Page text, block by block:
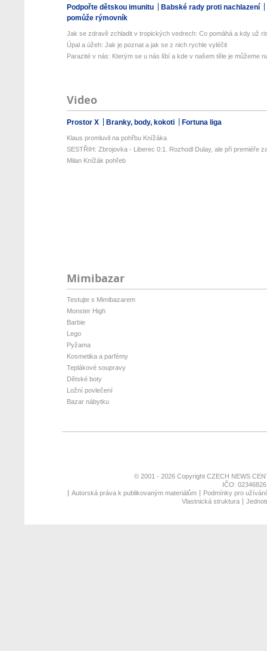
Podpořte dětskou imunitu
Babské rady proti nachlazení
pomůže rýmovník
Jak se zdravě zchladit v tropických vedrech: Co pomáhá a kdy už
Úpal a úžeh: Jak je poznat a jak se z nich rychle vyléčit
Parazité v nás: Kterým se u nás líbí a kde v našem těle je můžeme
Video
Prostor X Branky, body, kokoti Fortuna liga
Klaus promluvil na pohřbu Knížáka
SESTŘIH: Zbrojovka - Liberec 0:1. Rozhodl Dulay, ale při premiéře
Milan Knížák pohřeb
Mimibazar
Testujte s Mimibazarem
Monster High
Barbie
Lego
Pyžama
Kosmetika a parfémy
Teplákové soupravy
Dětské boty
Ložní povlečení
Bazar nábytku
© 2001 - 2026 Copyright CZECH NEWS
IČO:
Autorská práva k publikovaným materiálům
Podmínky pro
Vlastnická struktura